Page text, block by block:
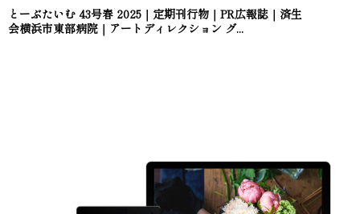
とーぶたいむ 43号春 2025｜定期刊行物｜PR広報誌｜済生
会横浜市東部病院｜アートディレクション グ...